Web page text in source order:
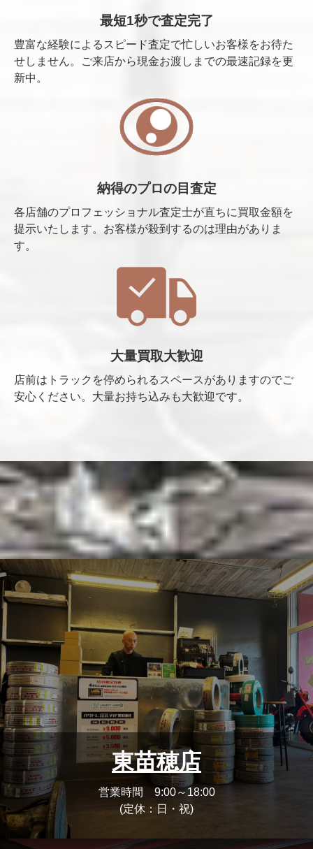
最短1秒で査定完了
豊富な経験によるスピード査定で忙しいお客様をお待た
せしません。ご来店から現金お渡しまでの最速記録を更
新中。
納得のプロの目査定
各店舗のプロフェッショナル査定士が直ちに買取金額を
提示いたします。お客様が殺到するのは理由がありま
す。
大量買取大歓迎
店前はトラックを停められるスペースがありますのでご
安心ください。大量お持ち込みも大歓迎です。
東苗穂店
営業時間 9:00～18:00
(定休：日・祝)